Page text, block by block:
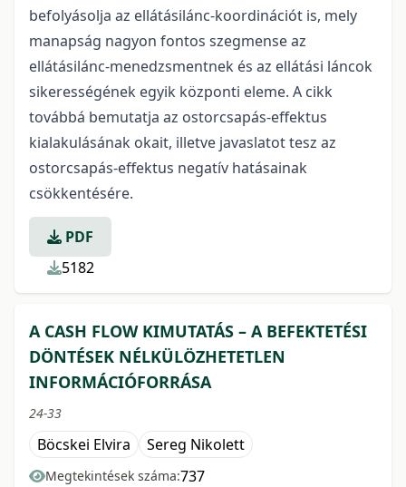
befolyásolja az ellátásilánc-koordinációt is, mely
manapság nagyon fontos szegmense az
ellátásilánc-menedzsmentnek és az ellátási láncok
sikerességének egyik központi eleme. A cikk
továbbá bemutatja az ostorcsapás-effektus
kialakulásának okait, illetve javaslatot tesz az
ostorcsapás-effektus negatív hatásainak
csökkentésére.
PDF
5182
A CASH FLOW KIMUTATÁS – A BEFEKTETÉSI
DÖNTÉSEK NÉLKÜLÖZHETETLEN
INFORMÁCIÓFORRÁSA
24-33
Böcskei Elvira Sereg Nikolett
Megtekintések száma:737